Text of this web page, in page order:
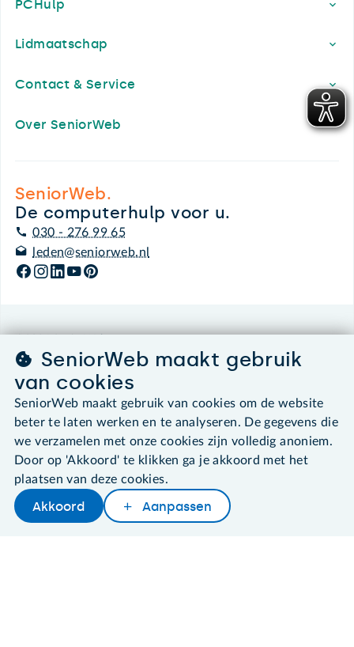
Later lezenDelenWoordenboek
PCHulp
Lidmaatschap
Contact & Service
Over SeniorWeb
SeniorWeb.
De computerhulp voor u.
030 - 276 99 65
leden@seniorweb.nl
Algemene voorwaarden
Privacybeleid
About SeniorWeb
SeniorWeb maakt gebruik
van cookies
SeniorWeb maakt gebruik van cookies om de website
beter te laten werken en te analyseren. De gegevens die
we verzamelen met onze cookies zijn volledig anoniem.
Door op 'Akkoord' te klikken ga je akkoord met het
plaatsen van deze cookies.
Akkoord Aanpassen